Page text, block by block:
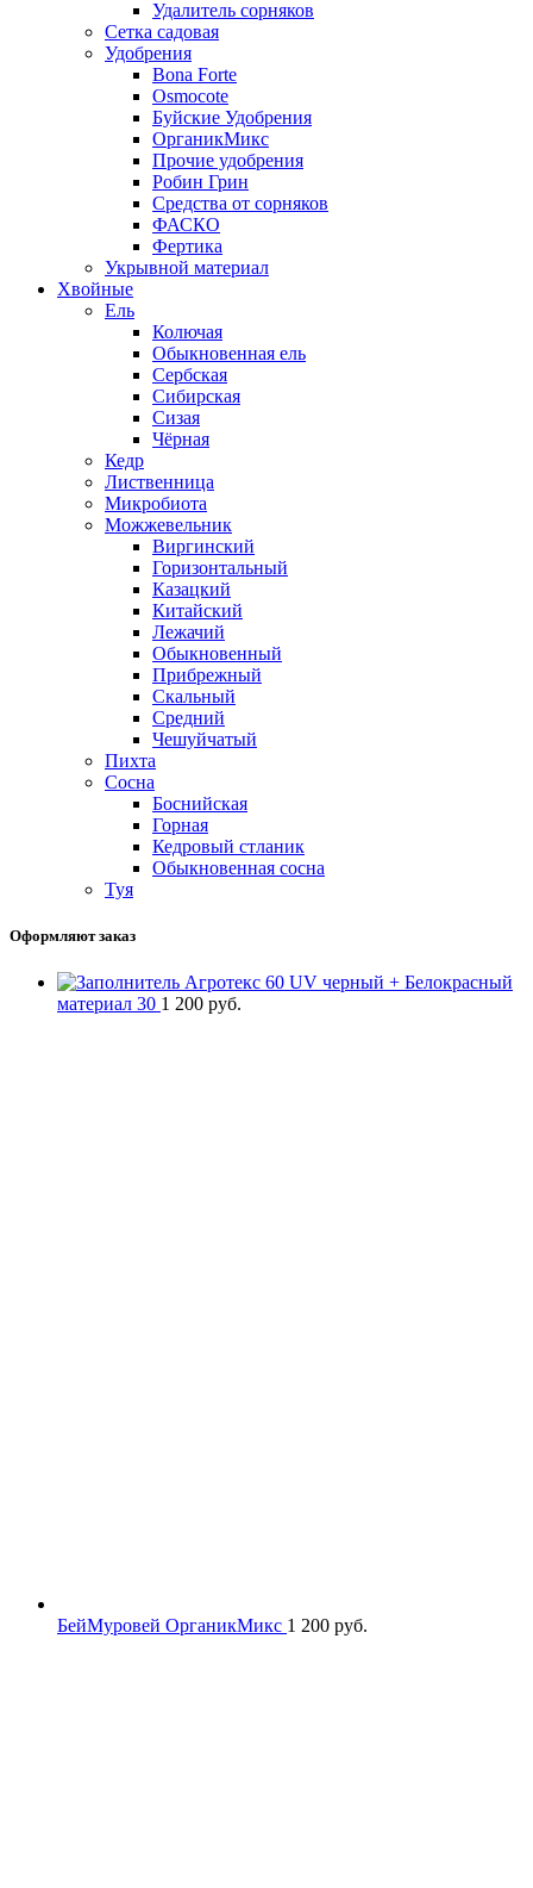
Удалитель сорняков
Сетка садовая
Удобрения
Bona Forte
Osmocote
Буйские Удобрения
ОрганикМикс
Прочие удобрения
Робин Грин
Средства от сорняков
ФАСКО
Фертика
Укрывной материал
Хвойные
Ель
Колючая
Обыкновенная ель
Сербская
Сибирская
Сизая
Чёрная
Кедр
Лиственница
Микробиота
Можжевельник
Виргинский
Горизонтальный
Казацкий
Китайский
Лежачий
Обыкновенный
Прибрежный
Скальный
Средний
Чешуйчатый
Пихта
Сосна
Боснийская
Горная
Кедровый стланик
Обыкновенная сосна
Туя
Оформляют заказ
Агротекс 60 UV черный + Белокрасный
материал 30 1 200 руб.
БейМуровей ОрганикМикс 1 200 руб.